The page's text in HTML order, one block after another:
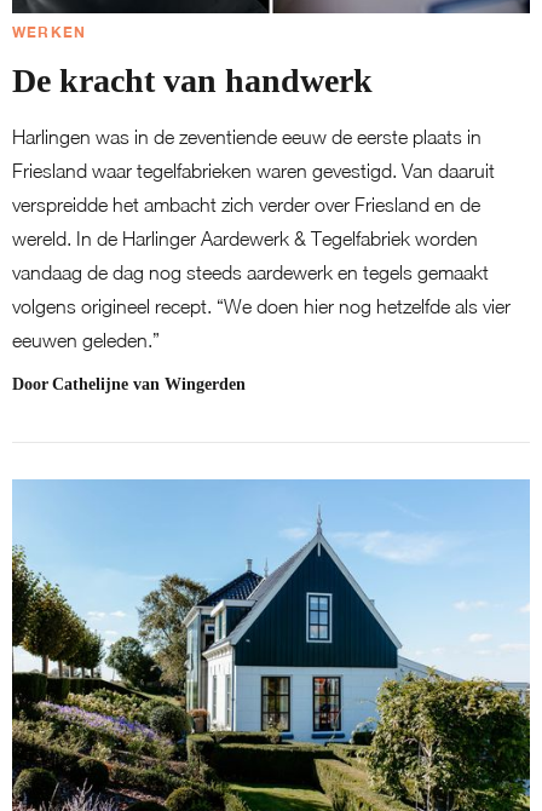
WERKEN
De kracht van handwerk
Harlingen was in de zeventiende eeuw de eerste plaats in
Friesland waar tegelfabrieken waren gevestigd. Van daaruit
verspreidde het ambacht zich verder over Friesland en de
wereld. In de Harlinger Aardewerk & Tegelfabriek worden
vandaag de dag nog steeds aardewerk en tegels gemaakt
volgens origineel recept. “We doen hier nog hetzelfde als vier
eeuwen geleden.”
Door Cathelijne van Wingerden